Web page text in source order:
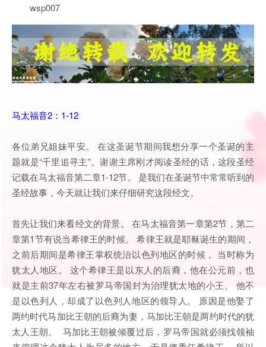
wsp007
马太福音2：1-12
各位弟兄姐妹平安。 在这圣诞节期间我想分享一个圣诞的主
题就是“千里追寻主”。谢谢主席刚才阅读圣经的话，这段圣经
记载在马太福音第二章1-12节。 是我们在圣诞节中常常听到的
圣经故事，今天就让我们来仔细研究这段经文。
首先让我们来看经文的背景。 在马太福音第一章第2节，第二
章第1节有说当希律王的时候。 希律王就是耶稣诞生的期间，
之前后期间是希律王掌权统治以色列地区的时候， 当时称为
犹太人地区。 这个希律王是以东人的后裔，他在公元前，也
就是主前37年左右被罗马帝国封为治理犹太地的小王。 他不
是以色列人，却成了以色列人地区的领导人。 原因是他娶了
两约时代马加比王朝的后裔为妻，马加比王朝是两约时代的犹
太人王朝。 马加比王朝被倾覆过后，罗马帝国就必须找领袖